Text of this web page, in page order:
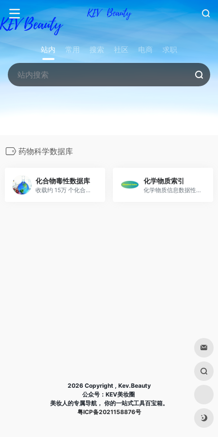
站内 常用 搜索 社区 电商 求职
药物科学数据库
化合物毒性数据库
收载约 15万 个化合物（包括大量化学药物）的有关毒理方面的数据
化学物质索引
化学物质信息数据性数据库
2026 Copyright , Kev.Beauty
公众号：KEV美妆圈
美妆人的专属导航， 你的一站式工具百宝箱。
粤ICP备2021158876号